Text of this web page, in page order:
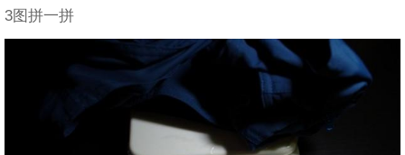
3图拼一拼